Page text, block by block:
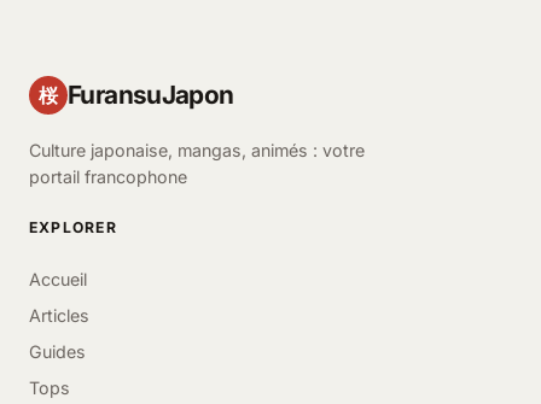
桜 FuransuJapon
Culture japonaise, mangas, animés : votre
portail francophone
EXPLORER
Accueil
Articles
Guides
Tops